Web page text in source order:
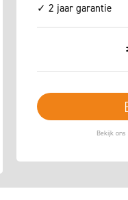
✓ 2 jaar garantie